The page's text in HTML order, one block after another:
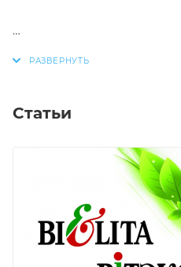
Декоративная косметика
Ультратонкий карандаш
бровей: с ним можно
линии любой толщины,
Статьи